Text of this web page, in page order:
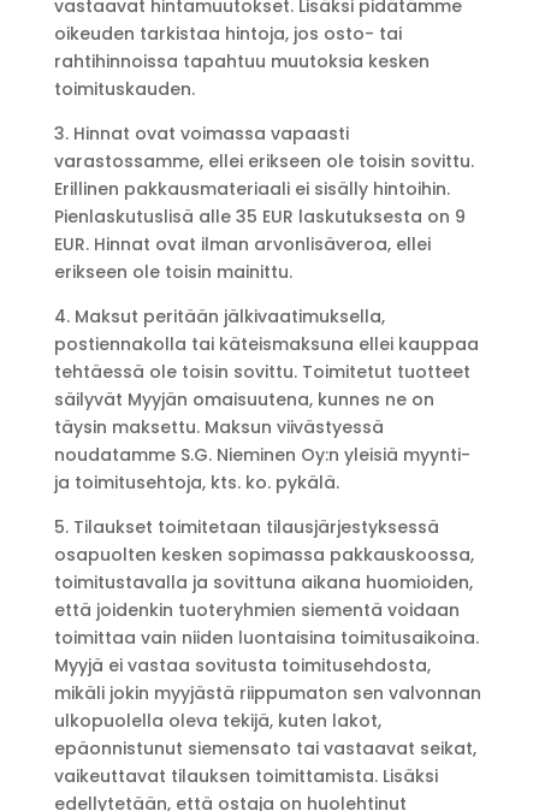
vastaavat hintamuutokset. Lisäksi pidätämme
oikeuden tarkistaa hintoja, jos osto- tai
rahtihinnoissa tapahtuu muutoksia kesken
toimituskauden.
3. Hinnat ovat voimassa vapaasti
varastossamme, ellei erikseen ole toisin sovittu.
Erillinen pakkausmateriaali ei sisälly hintoihin.
Pienlaskutuslisä alle 35 EUR laskutuksesta on 9
EUR. Hinnat ovat ilman arvonlisäveroa, ellei
erikseen ole toisin mainittu.
4. Maksut peritään jälkivaatimuksella,
postiennakolla tai käteismaksuna ellei kauppaa
tehtäessä ole toisin sovittu. Toimitetut tuotteet
säilyvät Myyjän omaisuutena, kunnes ne on
täysin maksettu. Maksun viivästyessä
noudatamme S.G. Nieminen Oy:n yleisiä myynti-
ja toimitusehtoja, kts. ko. pykälä.
5. Tilaukset toimitetaan tilausjärjestyksessä
osapuolten kesken sopimassa pakkauskoossa,
toimitustavalla ja sovittuna aikana huomioiden,
että joidenkin tuoteryhmien siementä voidaan
toimittaa vain niiden luontaisina toimitusaikoina.
Myyjä ei vastaa sovitusta toimitusehdosta,
mikäli jokin myyjästä riippumaton sen valvonnan
ulkopuolella oleva tekijä, kuten lakot,
epäonnistunut siemensato tai vastaavat seikat,
vaikeuttavat tilauksen toimittamista. Lisäksi
edellytetään, että ostaja on huolehtinut